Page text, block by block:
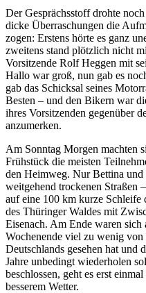
Der Gesprächsstoff drohte
dicke Überraschungen die
zogen: Erstens hörte es ganz
zweitens stand plötzlich nicht
Vorsitzende Rolf Heggen mit
Hallo war groß, nun gab es
gab das Schicksal seines
Besten – und den Bikern war
ihres Vorsitzenden gegenüber
anzumerken.
Am Sonntag Morgen machten
Frühstück die meisten
den Heimweg. Nur Bettina
weitgehend trockenen Straßen –
auf eine 100 km kurze Schleife
des Thüringer Waldes mit
Eisenach. Am Ende waren sich
Wochenende viel zu wenig
Deutschlands gesehen hat und
Jahre unbedingt wiederholen
beschlossen, geht es erst
besserem Wetter.